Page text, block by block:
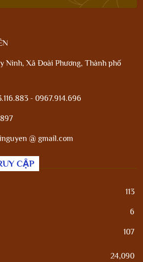
Ninh, Xã Đoài Phương, Thành phố
- 0967.914.696
@ gmail.com
CẬP
113
6
107
24,090